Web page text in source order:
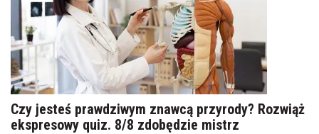
Czy jesteś prawdziwym znawcą przyrody? Rozwiąż
ekspresowy quiz. 8/8 zdobędzie mistrz